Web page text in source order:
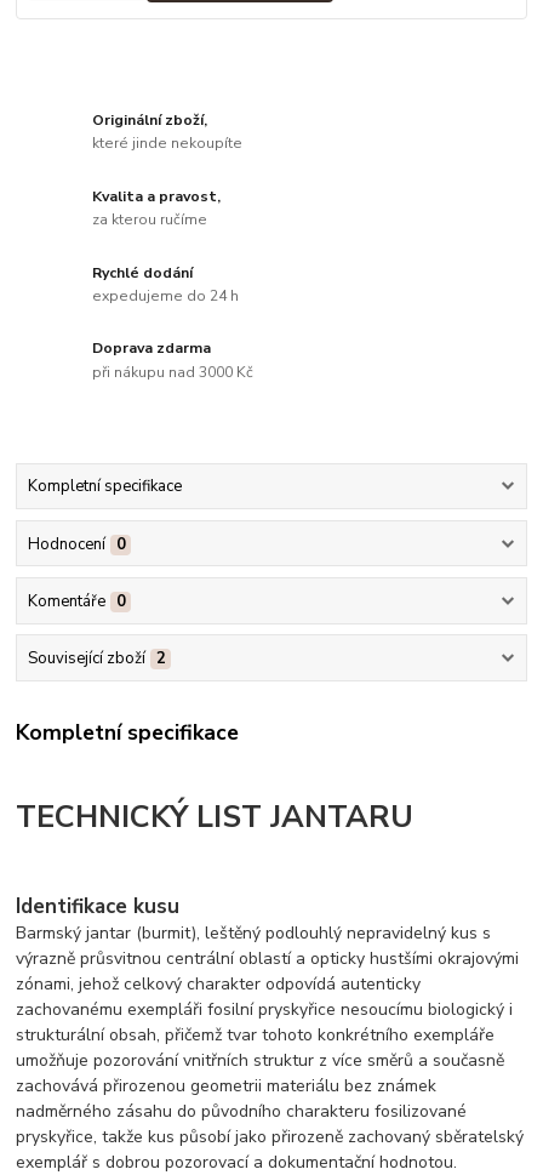
Originální zboží,
které jinde nekoupíte
Kvalita a pravost,
za kterou ručíme
Rychlé dodání
expedujeme do 24 h
Doprava zdarma
při nákupu nad 3000 Kč
Kompletní specifikace
Hodnocení 0
Komentáře 0
Související zboží 2
Kompletní specifikace
TECHNICKÝ LIST JANTARU
Identifikace kusu
Barmský jantar (burmit), leštěný podlouhlý nepravidelný kus s
výrazně průsvitnou centrální oblastí a opticky hustšími okrajovými
zónami, jehož celkový charakter odpovídá autenticky
zachovanému exempláři fosilní pryskyřice nesoucímu biologický i
strukturální obsah, přičemž tvar tohoto konkrétního exempláře
umožňuje pozorování vnitřních struktur z více směrů a současně
zachovává přirozenou geometrii materiálu bez známek
nadměrného zásahu do původního charakteru fosilizované
pryskyřice, takže kus působí jako přirozeně zachovaný sběratelský
exemplář s dobrou pozorovací a dokumentační hodnotou.